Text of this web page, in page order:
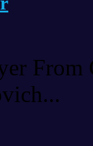
From